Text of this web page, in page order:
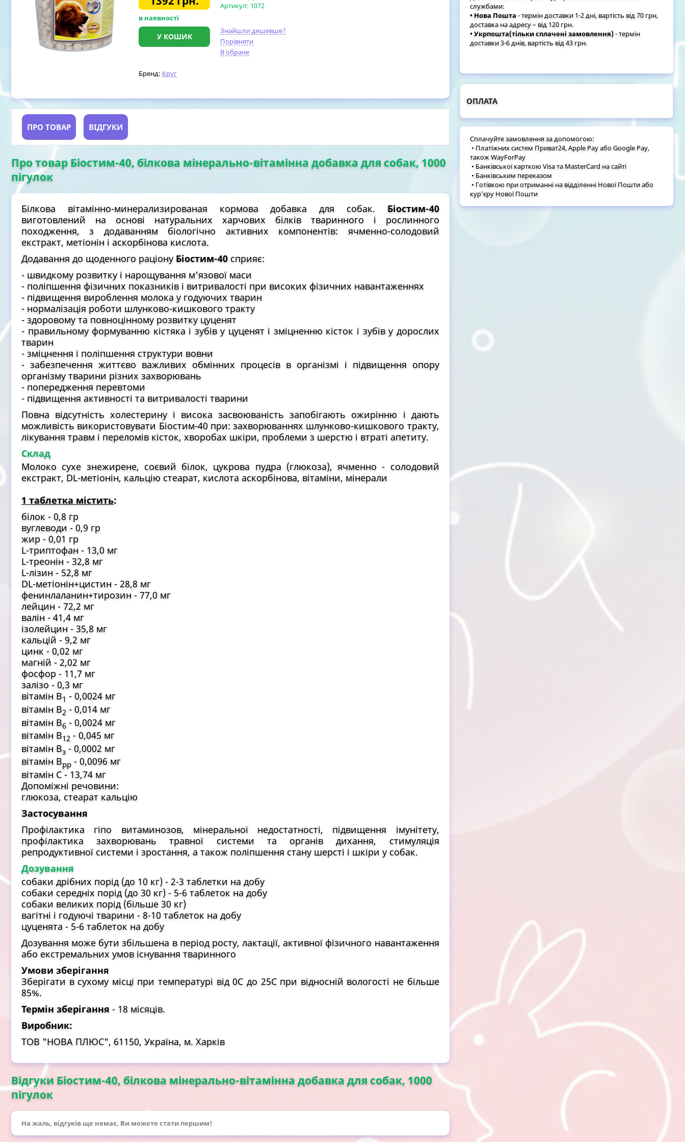
Артикул: 1072
в наявності
У КОШИК
Знайшли дешевше?
Порівняти
В обране
Бренд: Круг
ПРО ТОВАР ВІДГУКИ
Про товар Біостим-40, білкова мінерально-вітамінна добавка для собак, 1000
пігулок
Білкова вітамінно-минерализированая кормова добавка для собак. Біостим-40
виготовлений на основі натуральних харчових білків тваринного і рослинного
походження, з додаванням біологічно активних компонентів: ячменно-солодовий
екстракт, метіонін і аскорбінова кислота.
Додавання до щоденного раціону Біостим-40 сприяє:
- швидкому розвитку і нарощування м'язової маси
- поліпшення фізичних показників і витривалості при високих фізичних навантаженнях
- підвищення вироблення молока у годуючих тварин
- нормалізація роботи шлунково-кишкового тракту
- здоровому та повноцінному розвитку цуценят
- правильному формуванню кістяка і зубів у цуценят і зміцненню кісток і зубів у дорослих
тварин
- зміцнення і поліпшення структури вовни
- забезпечення життєво важливих обмінних процесів в організмі і підвищення опору
організму тварини різних захворювань
- попередження перевтоми
- підвищення активності та витривалості тварини
Повна відсутність холестерину і висока засвоюваність запобігають ожирінню і дають
можливість використовувати Біостим-40 при: захворюваннях шлунково-кишкового тракту,
лікування травм і переломів кісток, хворобах шкіри, проблеми з шерстю і втраті апетиту.
Склад
Молоко сухе знежирене, соєвий білок, цукрова пудра (глюкоза), ячменно - солодовий
екстракт, DL-метіонін, кальцію стеарат, кислота аскорбінова, вітаміни, мінерали
1 таблетка містить:
білок - 0,8 гр
вуглеводи - 0,9 гр
жир - 0,01 гр
L-триптофан - 13,0 мг
L-треонін - 32,8 мг
L-лізин - 52,8 мг
DL-метіонін+цистин - 28,8 мг
фенинлаланин+тирозин - 77,0 мг
лейцин - 72,2 мг
валін - 41,4 мг
ізолейцин - 35,8 мг
кальцій - 9,2 мг
цинк - 0,02 мг
магній - 2,02 мг
фосфор - 11,7 мг
залізо - 0,3 мг
вітамін B1 - 0,0024 мг
вітамін B2 - 0,014 мг
вітамін B6 - 0,0024 мг
вітамін B12 - 0,045 мг
вітамін Bз - 0,0002 мг
вітамін Bpp - 0,0096 мг
вітамін C - 13,74 мг
Допоміжні речовини:
глюкоза, стеарат кальцію
Застосування
Профілактика гіпо витаминозов, мінеральної недостатності, підвищення імунітету,
профілактика захворювань травної системи та органів дихання, стимуляція
репродуктивної системи і зростання, а також поліпшення стану шерсті і шкіри у собак.
Дозування
собаки дрібних порід (до 10 кг) - 2-3 таблетки на добу
собаки середніх порід (до 30 кг) - 5-6 таблеток на добу
собаки великих порід (більше 30 кг)
вагітні і годуючі тварини - 8-10 таблеток на добу
цуценята - 5-6 таблеток на добу
Дозування може бути збільшена в період росту, лактації, активної фізичного навантаження
або екстремальних умов існування тваринного
Умови зберігання
Зберігати в сухому місці при температурі від 0С до 25С при відносній вологості не більше
85%.
Термін зберігання - 18 місяців.
Виробник:
ТОВ "НОВА ПЛЮС", 61150, Україна, м. Харків
Відгуки Біостим-40, білкова мінерально-вітамінна добавка для собак, 1000
пігулок
На жаль, відгуків ще немає, Ви можете стати першим!
службами:
• Нова Пошта - термін доставки 1-2 дні, вартість від 70 грн,
доставка на адресу – від 120 грн.
• Укрпошта(тільки сплачені замовлення)- термін
доставки 3-6 днів, вартість від 43 грн.
ОПЛАТА
Сплачуйте замовлення за допомогою:
• Платіжних систем Приват24, Apple Pay або Google Pay,
також WayForPay
• Банківської карткою Visa та MasterCard на сайті
• Банківським переказом
• Готівкою при отриманні на відділенні Нової Пошти або
кур'єру Нової Пошти